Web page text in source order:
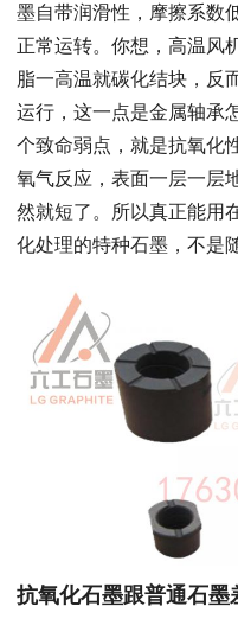
墨自带润滑性，摩擦系数
正常运转。你想，高温风
脂一高温就碳化结块，反
运行，这一点是金属轴承
个致命弱点，就是抗氧化
氧气反应，表面一层一层
然就短了。所以真正能用
化处理的特种石墨，不是
抗氧化石墨跟普通石